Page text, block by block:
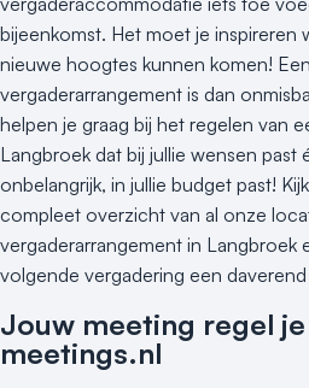
bijeenkomst. Het moet je inspireren
nieuwe hoogtes kunnen komen!
vergaderarrangement is dan
helpen je graag bij het regelen van
Langbroek dat bij jullie wensen past
onbelangrijk, in jullie budget past!
compleet overzicht van al onze
vergaderarrangement in Langbroek
volgende vergadering een
Jouw meeting regel
meetings.nl